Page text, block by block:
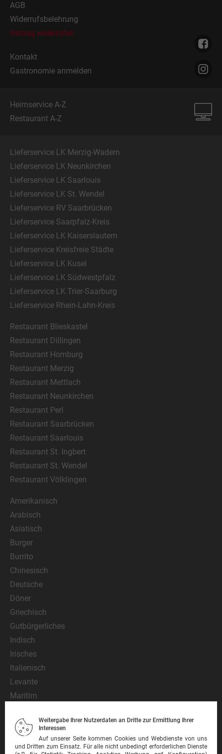
AGB
Widerrufsbelehrung
Vertrag widerrufen
Kontakt
Gastronomie anmelden
Heimservice A-Z
Restaurant A-Z
Lieferservice LK Merzig-Wadern
Lieferservice LK Neunkirchen
Lieferservice LK Saarlouis
Lieferservice LK St. Wendel
Lieferservice RV Saarbrücken
Lieferservice Saarpfalz-Kreis
Lieferservice LK Kaiserslautern
Lieferservice Kreisfreie Städte
Lieferservice LK Kusel
Lieferservice LK Südwestpfalz
Lieferservice LK Trier-Saarburg
Lieferservice Rhein-Lahn-Kreis
Restaurant Blieskastel
Restaurant Dillingen
Restaurant Homburg
Restaurant Merzig
Restaurant Mettlach
Restaurant Neunkirchen
Restaurant Perl
Restaurant Saarbrücken
Restaurant Saarlouis
Restaurant St. Ingbert
Restaurant St. Wendel
Restaurant Völklingen
Amerikanisch
Arabisch
Asiatisch
Burger
Burrito
Chinesisch
Deutsche
Döner
Griechisch
Gutbürgerliches
Indisch
Irisches
Italienisch
Levante
Maritim
Mexikanisch
Nationalgericht
Orientalisch
Weitergabe Ihrer Nutzerdaten an Dritte zur Ermittlung Ihrer
Interessen
Auf unserer Seite kommen Cookies und Webdienste von uns
und Dritten zum Einsatz. Für alle nicht unbedingt erforderlichen Dienste